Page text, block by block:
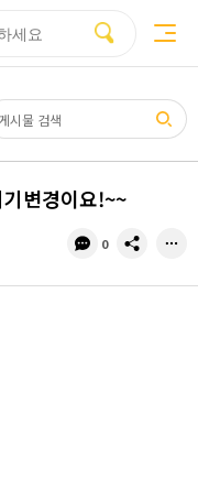
변경이요!~~
댓
수
0
공